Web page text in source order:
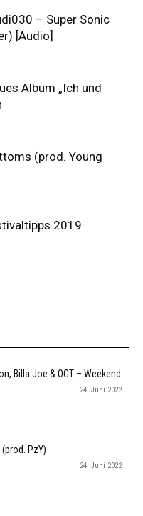
– Super Sonic
[Audio]
Album „Ich und
(prod. Young
2019
Billa Joe & OGT – Weekend
24. Juni 2022
PzY)
24. Juni 2022